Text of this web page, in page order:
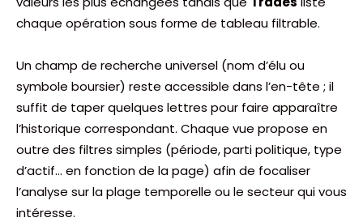
chaque opération sous forme de tableau filtrable.
Un champ de recherche universel (nom d’élu ou
symbole boursier) reste accessible dans l’en-tête ; il
suffit de taper quelques lettres pour faire apparaître
l’historique correspondant. Chaque vue propose en
outre des filtres simples (période, parti politique, type
d’actif… en fonction de la page) afin de focaliser
l’analyse sur la plage temporelle ou le secteur qui vous
intéresse.